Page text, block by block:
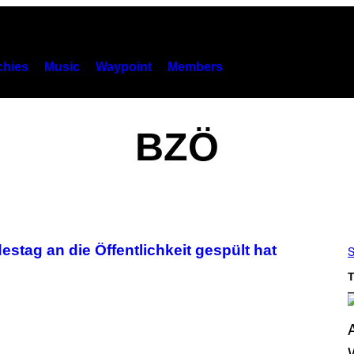
Music Waypoint Members
BZÖ
an die Öffentlichkeit gespült hat